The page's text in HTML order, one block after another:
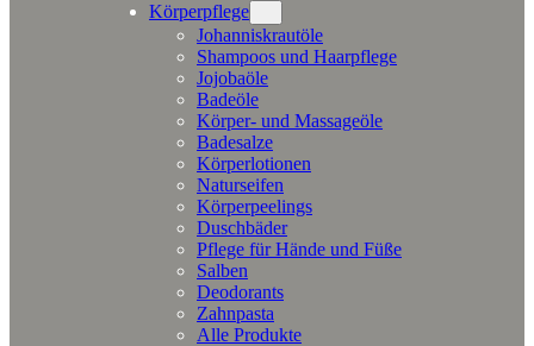
Körperpflege
Johanniskrautöle
Shampoos und Haarpflege
Jojobaöle
Badeöle
Körper- und Massageöle
Badesalze
Körperlotionen
Naturseifen
Körperpeelings
Duschbäder
Pflege für Hände und Füße
Salben
Deodorants
Zahnpasta
Alle Produkte